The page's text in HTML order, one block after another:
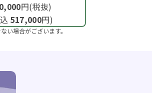
円(税抜)
517,000円)
場合がございます。